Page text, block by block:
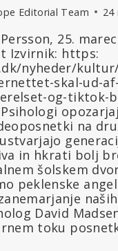
Editorial Team 24
25.
Izvirnik: https:
nyheder/
skal-ud-af-
og-tiktok-
na
in hkrati bolj
šolskem
peklenske
David
toku